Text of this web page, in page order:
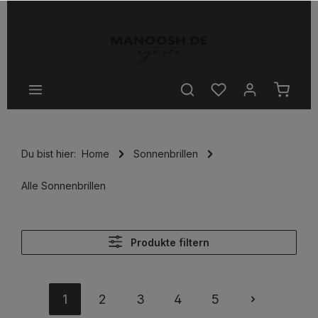
Du bist hier: Home Sonnenbrillen
Alle Sonnenbrillen
Produkte filtern
1 2 3 4 5